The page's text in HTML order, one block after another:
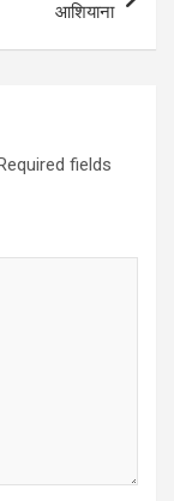
आशियाना
Required fields